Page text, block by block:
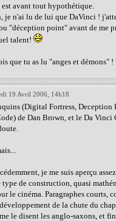
avant tout hypothétique.
je n'ai lu de lui que DaVinci !
"déception point" avant de me
talent!
que tu as lu "anges et démons" !
19 Avril 2006, 14h18
(Digital Fortress, Deception
de Dan Brown, et le Da Vinci
je me suis aperçu
type de construction, quasi
le cinéma. Paragraphes courts,
de la chute du
le disent les anglo-saxons, et